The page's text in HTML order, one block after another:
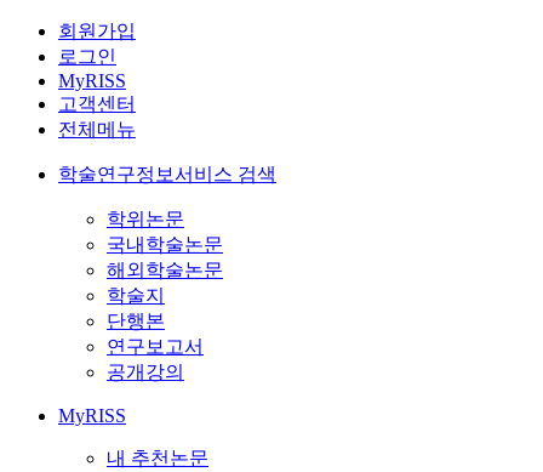
회원가입
로그인
MyRISS
고객센터
전체메뉴
학술연구정보서비스 검색
학위논문
국내학술논문
해외학술논문
학술지
단행본
연구보고서
공개강의
MyRISS
내 추천논문